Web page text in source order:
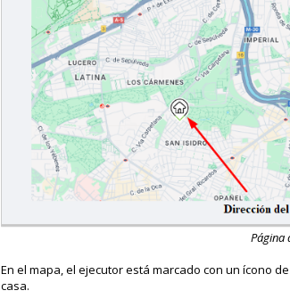
Página
En el mapa, el ejecutor está marcado con un ícono
casa.